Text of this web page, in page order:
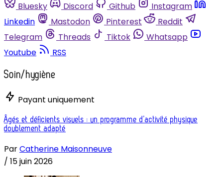
Bluesky
Discord Github
Instagram
Linkedin
Mastodon Pinterest
Reddit
Telegram
Threads Tiktok
Whatsapp
Youtube
RSS
Soin/hygiène
Payant uniquement
Âgés et déficients visuels : un programme d’activité physique
doublement adapté
ParCatherine Maisonneuve
/ 15 juin 2026